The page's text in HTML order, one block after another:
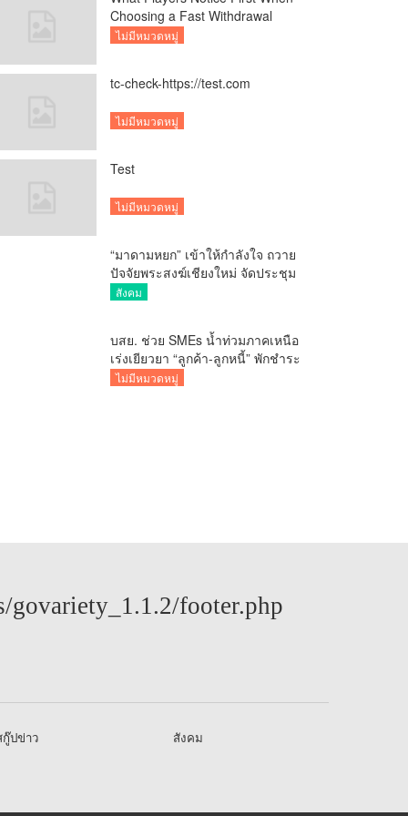
Choosing a Fast Withdrawal
Casino UK
ไม่มีหมวดหมู่
tc-check-https://test.com
ไม่มีหมวดหมู่
Test
ไม่มีหมวดหมู่
“มาดามหยก” เข้าให้กำลังใจ ถวาย
ปัจจัยพระสงฆ์เชียงใหม่ จัดประชุม
ทำบัญชีรายรับรายจ่ายของวัด กว่า
สังคม
บสย. ช่วย SMEs น้ำท่วมภาคเหนือ
เร่งเยียวยา “ลูกค้า-ลูกหนี้” พักชำระ
ค่าธรรมเนียม-ค่างวด
ไม่มีหมวดหมู่
govariety_1.1.2/footer.php
กู๊ปข่าว
สังคม